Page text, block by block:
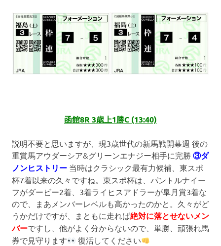
函館8R 3歳上1勝C (13:40)
説明不要と思いますが、現3歳世代の新馬戦開幕週 後の
重賞馬アウダーシア&グリーンエナジー相手に完勝 ③ダ
ノンヒストリー 当時はクラシック最有力候補、東スポ
杯7着以来の久々ですね。東スポ杯は、パントルナイー
フがダービー2着、3着ライヒスアドラーが皐月賞3着な
ので、まあメンバーレベルも高かったのかと。久々がど
うかだけですが、まともに走れば絶対に落とせないメン
バーですし、他がよく分からないので、単勝、頑張れ馬
券で見守ります
復活してください